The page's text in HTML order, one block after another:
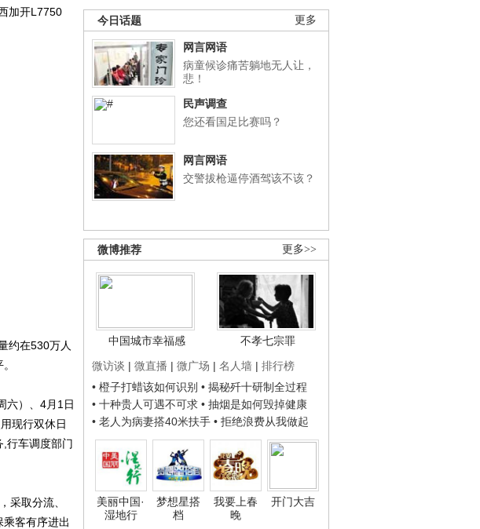
更多
今日话题
网言网语
病童候诊痛苦躺地无人让，
悲！
民声调查
您还看国足比赛吗？
网言网语
交警拔枪逼停酒驾该不该？
更多>>
微博推荐
中国城市幸福感
不孝七宗罪
微访谈 | 微直播 | 微广场 | 名人墙 | 排行榜
• 橙子打蜡该如何识别 • 揭秘歼十研制全过程
• 十种贵人可遇不可求 • 抽烟是如何毁掉健康
• 老人为病妻搭40米扶手 • 拒绝浪费从我做起
美丽中国·
湿地行
梦想星搭
档
我要上春
晚
开门大吉
加开L7750
约在530万人
六）、4月1日
现行双休日
行车调度部门
取分流、
客有序进出